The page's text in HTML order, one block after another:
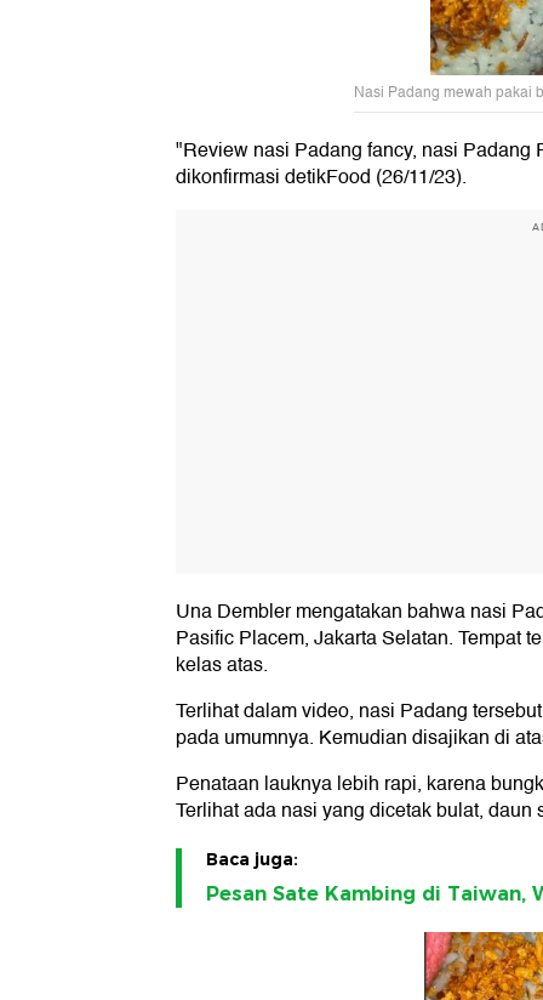
Nasi Padang mewah pakai
"Review nasi Padang fancy, nasi
dikonfirmasi detikFood (26/11/23).
Una Dembler mengatakan bahwa nasi
Pasific Placem, Jakarta Selatan. Tempat
kelas atas.
Terlihat dalam video, nasi Padang
pada umumnya. Kemudian disajikan di
Penataan lauknya lebih rapi, karena
Terlihat ada nasi yang dicetak bulat,
Baca juga:
Pesan Sate Kambing di Taiwan,